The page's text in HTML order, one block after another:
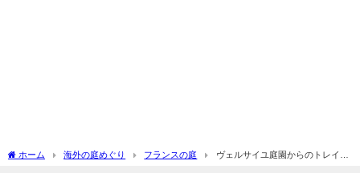
ホーム 海外の庭めぐり フランスの庭
ヴェルサイユ庭園からのトレイ